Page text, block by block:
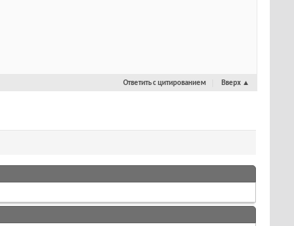
Ответить с цитированием Вверх ▲